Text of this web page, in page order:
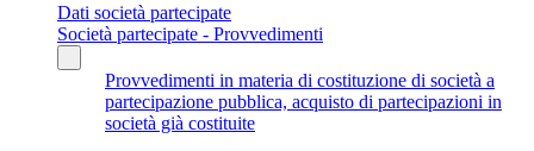
Dati società partecipate
Società partecipate - Provvedimenti
Provvedimenti in materia di costituzione di società a
partecipazione pubblica, acquisto di partecipazioni in
società già costituite